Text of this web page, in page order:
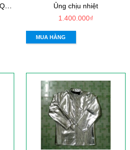
T
hang dây thoát hiểm Hàn Quốc
Ủng chịu nhiệt
1.400.000₫
MUA HÀNG